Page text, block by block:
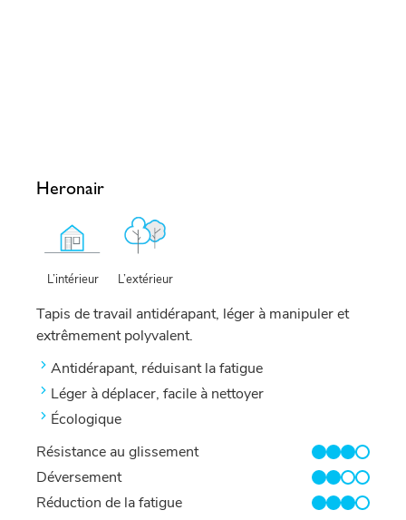
Heronair
L’intérieur L’extérieur
Tapis de travail antidérapant, léger à manipuler et
extrêmement polyvalent.
Antidérapant, réduisant la fatigue
Léger à déplacer, facile à nettoyer
Écologique
Résistance au glissement
3/4
Déversement
2/4
Réduction de la fatigue
3/4